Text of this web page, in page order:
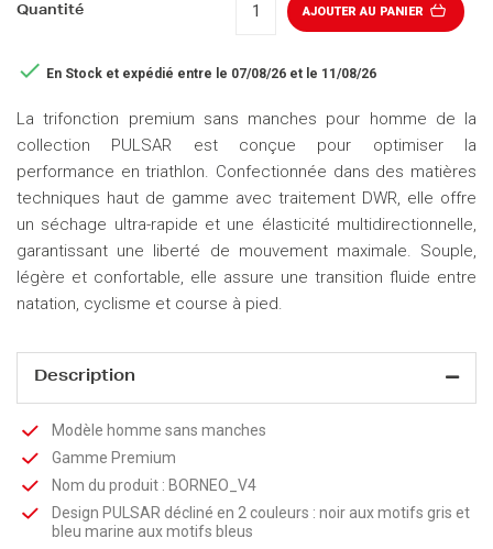
Quantité AJOUTER AU PANIER
 En Stock et expédié entre le 07/08/26 et le 11/08/26
La trifonction premium sans manches pour homme de la
collection PULSAR est conçue pour optimiser la
performance en triathlon. Confectionnée dans des matières
techniques haut de gamme avec traitement DWR, elle offre
un séchage ultra-rapide et une élasticité multidirectionnelle,
garantissant une liberté de mouvement maximale. Souple,
légère et confortable, elle assure une transition fluide entre
natation, cyclisme et course à pied.
Description
Modèle homme sans manches
Gamme Premium
Nom du produit : BORNEO_V4
Design PULSAR décliné en 2 couleurs : noir aux motifs gris et
bleu marine aux motifs bleus